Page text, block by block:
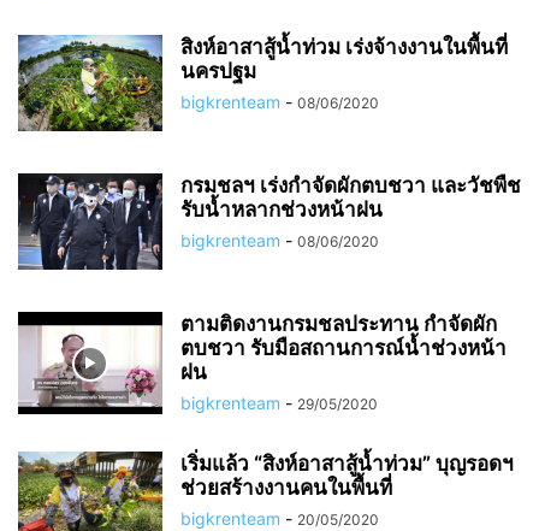
สิงห์อาสาสู้น้ำท่วม เร่งจ้างงานในพื้นที่
นครปฐม
bigkrenteam - 08/06/2020
กรมชลฯ เร่งกำจัดผักตบชวา และวัชพืช
รับน้ำหลากช่วงหน้าฝน
bigkrenteam - 08/06/2020
ตามติดงานกรมชลประทาน กำจัดผัก
ตบชวา รับมือสถานการณ์น้ำช่วงหน้า
ฝน
bigkrenteam - 29/05/2020
เริ่มแล้ว “สิงห์อาสาสู้น้ำท่วม” บุญรอดฯ
ช่วยสร้างงานคนในพื้นที่
bigkrenteam - 20/05/2020